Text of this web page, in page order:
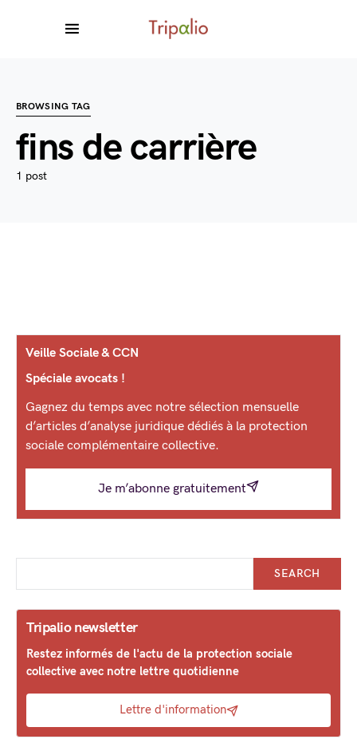
BROWSING TAG
fins de carrière
1 post
Veille Sociale & CCN
Spéciale avocats !
Gagnez du temps avec notre sélection mensuelle
d’articles d’analyse juridique dédiés à la protection
sociale complémentaire collective.
Je m’abonne gratuitement
SEARCH
Tripalio newsletter
Restez informés de l'actu de la protection sociale
collective avec notre lettre quotidienne
Lettre d'information